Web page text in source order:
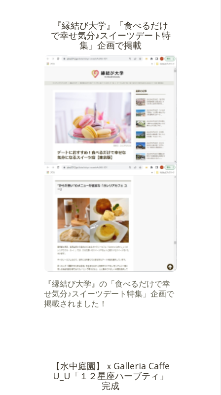
『縁結び大学』「食べるだけ
で幸せ気分♪スイーツデート特
集」企画で掲載
『縁結び大学』の「食べるだけで幸
せ気分♪スイーツデート特集」企画で
掲載されました！
【水中庭園】ｘGalleria Caffe
U_U「１２星座ハーブティ」
完成